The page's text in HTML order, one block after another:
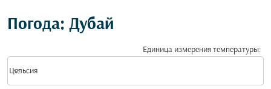
Погода: Дубай
Единица измерения температуры:
Цельсия
keyboard_arrow_down